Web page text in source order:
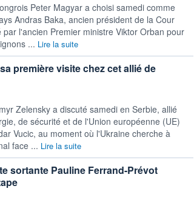
Peter Magyar a choisi samedi comme
Andras Baka, ancien président de la Cour
l'ancien Premier ministre Viktor Orban pour
... Lire la suite
première visite chez cet allié de
Zelensky a discuté samedi en Serbie, allié
de sécurité et de l'Union européenne (UE)
Vucic, au moment où l'Ukraine cherche à
face ... Lire la suite
sortante Pauline Ferrand-Prévot